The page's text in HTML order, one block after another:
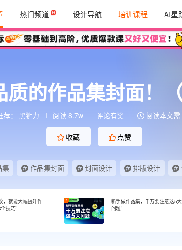
热门频道 设计导航 培训课程 AI星
的作品集封面！
荐： 黑狮力 阅读 8.7w 评论有奖 阅读本文需
收藏 点赞
作品集封面 封面设计 排版设计
，就能大幅提升作
技巧！
2
新手做作品集，千万要注意这5大
问题！